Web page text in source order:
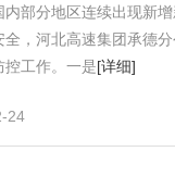
内部分地区连续出现新
全，河北高速集团承德
控工作。一是[详细]
24